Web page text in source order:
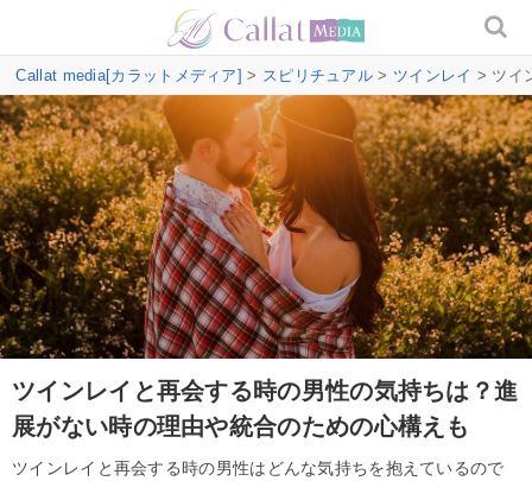
Callat media[カラットメディア] > スピリチュアル > ツインレイ > ツイ
ツインレイと再会する時の男性の気持ちは？進
展がない時の理由や統合のための心構えも
ツインレイと再会する時の男性はどんな気持ちを抱えているので